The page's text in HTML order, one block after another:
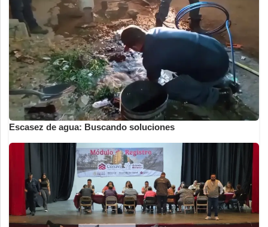
Escasez de agua: Buscando soluciones